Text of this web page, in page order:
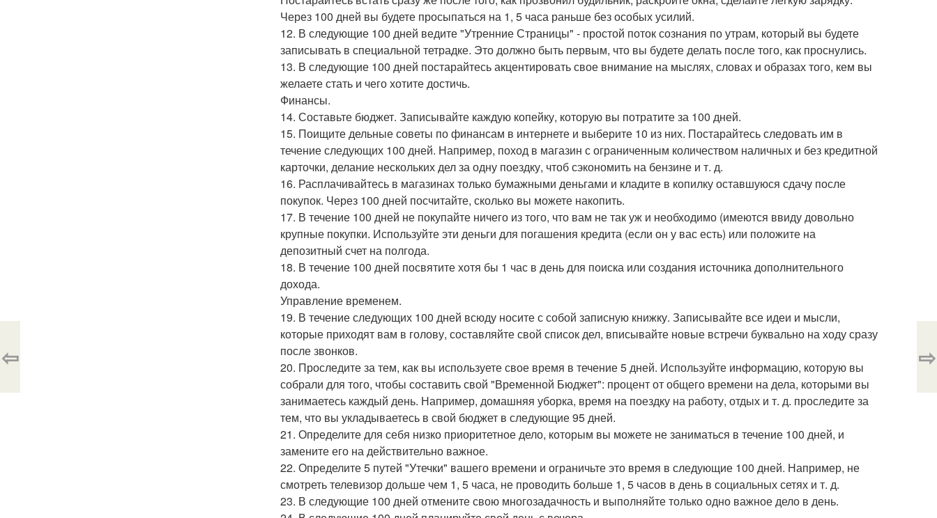
Через 100 дней вы будете просыпаться на 1, 5 часа раньше без особых усилий.
12. В следующие 100 дней ведите "Утренние Страницы" - простой поток сознания по утрам, который вы будете
записывать в специальной тетрадке. Это должно быть первым, что вы будете делать после того, как проснулись.
13. В следующие 100 дней постарайтесь акцентировать свое внимание на мыслях, словах и образах того, кем вы
желаете стать и чего хотите достичь.
Финансы.
14. Составьте бюджет. Записывайте каждую копейку, которую вы потратите за 100 дней.
15. Поищите дельные советы по финансам в интернете и выберите 10 из них. Постарайтесь следовать им в
течение следующих 100 дней. Например, поход в магазин с ограниченным количеством наличных и без кредитной
карточки, делание нескольких дел за одну поездку, чтоб сэкономить на бензине и т. д.
16. Расплачивайтесь в магазинах только бумажными деньгами и кладите в копилку оставшуюся сдачу после
покупок. Через 100 дней посчитайте, сколько вы можете накопить.
17. В течение 100 дней не покупайте ничего из того, что вам не так уж и необходимо (имеются ввиду довольно
крупные покупки. Используйте эти деньги для погашения кредита (если он у вас есть) или положите на
депозитный счет на полгода.
18. В течение 100 дней посвятите хотя бы 1 час в день для поиска или создания источника дополнительного
дохода.
Управление временем.
19. В течение следующих 100 дней всюду носите с собой записную книжку. Записывайте все идеи и мысли,
которые приходят вам в голову, составляйте свой список дел, вписывайте новые встречи буквально на ходу сразу
после звонков.
20. Проследите за тем, как вы используете свое время в течение 5 дней. Используйте информацию, которую вы
собрали для того, чтобы составить свой "Временной Бюджет": процент от общего времени на дела, которыми вы
занимаетесь каждый день. Например, домашняя уборка, время на поездку на работу, отдых и т. д. проследите за
тем, что вы укладываетесь в свой бюджет в следующие 95 дней.
21. Определите для себя низко приоритетное дело, которым вы можете не заниматься в течение 100 дней, и
замените его на действительно важное.
22. Определите 5 путей "Утечки" вашего времени и ограничьте это время в следующие 100 дней. Например, не
смотреть телевизор дольше чем 1, 5 часа, не проводить больше 1, 5 часов в день в социальных сетях и т. д.
23. В следующие 100 дней отмените свою многозадачность и выполняйте только одно важное дело в день.
⇦ ⇨